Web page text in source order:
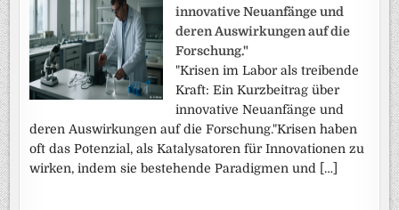
innovative Neuanfänge und
deren Auswirkungen auf die
Forschung."
"Krisen im Labor als treibende
Kraft: Ein Kurzbeitrag über
innovative Neuanfänge und
deren Auswirkungen auf die Forschung."Krisen haben
oft das Potenzial, als Katalysatoren für Innovationen zu
wirken, indem sie bestehende Paradigmen und […]